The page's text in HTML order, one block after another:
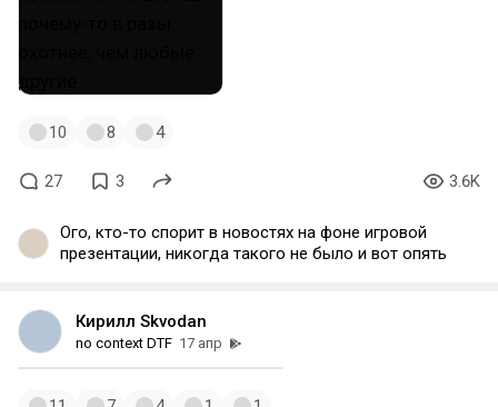
10 8 4
27 3 3.6K
Ого, кто-то спорит в новостях на фоне игровой
презентации, никогда такого не было и вот опять
Кирилл Skvodan
no context DTF 17 апр